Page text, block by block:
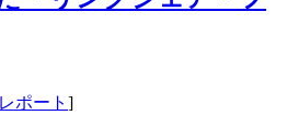
ポート ]